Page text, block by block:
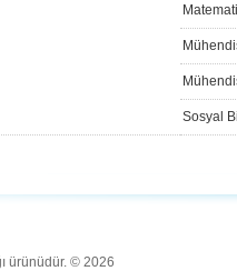
Sosyal
ürünüdür. © 2026